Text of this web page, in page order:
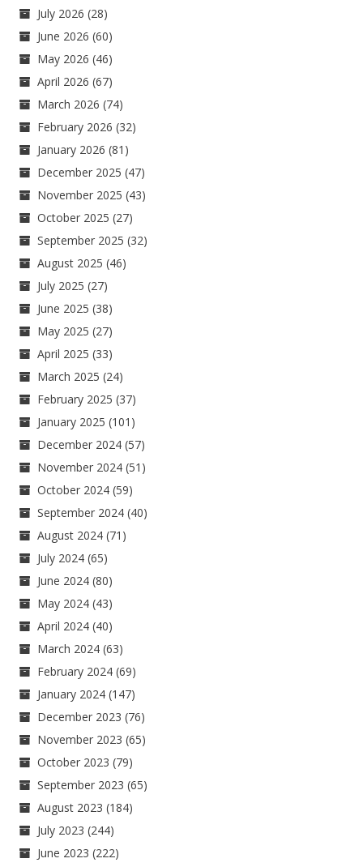
July 2026 (28)
June 2026 (60)
May 2026 (46)
April 2026 (67)
March 2026 (74)
February 2026 (32)
January 2026 (81)
December 2025 (47)
November 2025 (43)
October 2025 (27)
September 2025 (32)
August 2025 (46)
July 2025 (27)
June 2025 (38)
May 2025 (27)
April 2025 (33)
March 2025 (24)
February 2025 (37)
January 2025 (101)
December 2024 (57)
November 2024 (51)
October 2024 (59)
September 2024 (40)
August 2024 (71)
July 2024 (65)
June 2024 (80)
May 2024 (43)
April 2024 (40)
March 2024 (63)
February 2024 (69)
January 2024 (147)
December 2023 (76)
November 2023 (65)
October 2023 (79)
September 2023 (65)
August 2023 (184)
July 2023 (244)
June 2023 (222)